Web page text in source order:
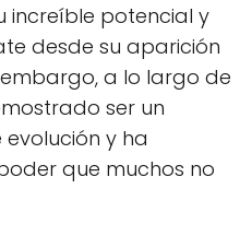
increíble potencial y
desde su aparición
a lo largo de
ser un
y ha
que muchos no